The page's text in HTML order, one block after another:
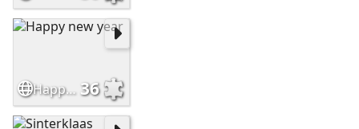
Happy new year 36